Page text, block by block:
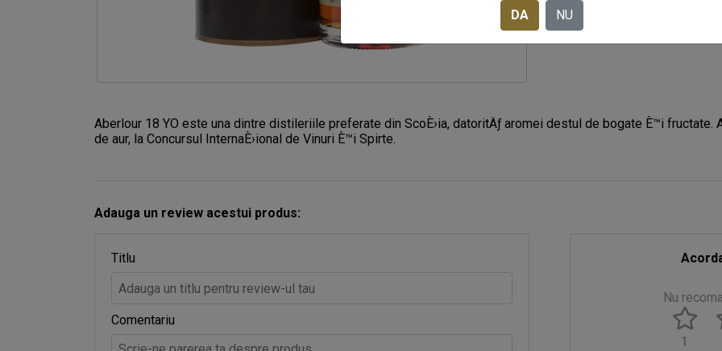
Aberlour 18 YO este una dintre distileriile preferate din ScoÈ›ia, datoritÄƒ aromei destul de bogate È™i fructate.
de aur, la Concursul InternaÈ›ional de Vinuri È™i Spirte.
Adauga un review acestui produs:
Titlu
Comentariu
Nu
1
DA NU